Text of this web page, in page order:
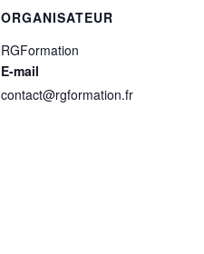
ORGANISATEUR
RGFormation
E-mail
contact@rgformation.fr